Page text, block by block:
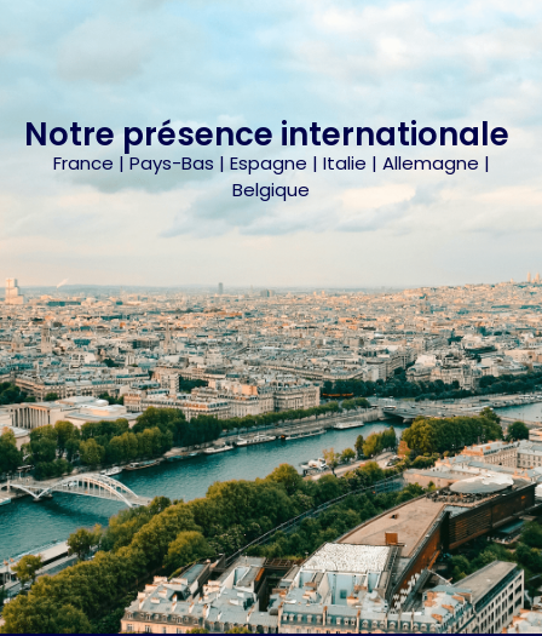
Notre présence internationale
France | Pays-Bas | Espagne | Italie | Allemagne |
Belgique